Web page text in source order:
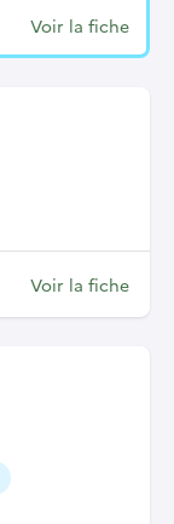
Voir la fiche
Voir la fiche